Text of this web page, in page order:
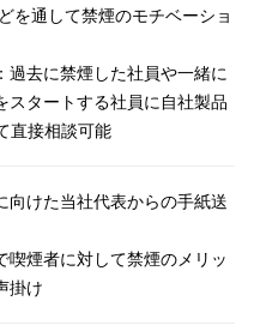
を通して禁煙のモチベーショ
過去に禁煙した社員や一緒に
スタートする社員に自社製品
直接相談可能
向けた当社代表からの手紙送
喫煙者に対して禁煙のメリッ
掛け